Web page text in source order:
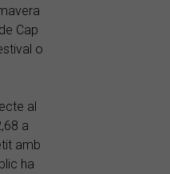
Cap
o
al
a
amb
ha